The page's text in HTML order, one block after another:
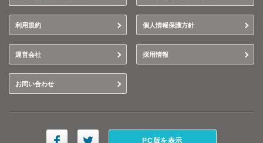
利用規約 個人情報保護方針
運営会社 採用情報
お問い合わせ
PC版を表示